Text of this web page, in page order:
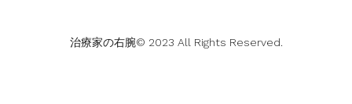
治療家の右腕© 2023 All Rights Reserved.